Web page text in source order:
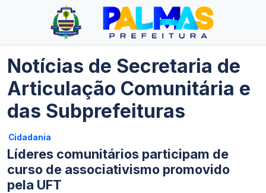
Notícias de Secretaria de
Articulação Comunitária e
das Subprefeituras
Cidadania
Líderes comunitários participam de
curso de associativismo promovido
pela UFT